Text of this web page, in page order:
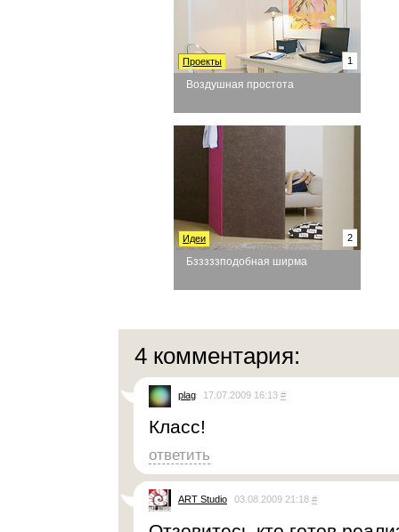
Воздушная простота
1
Проекты
Бзззззподобная ширма
2
Идеи
4 комментария:
plag 17.07.2009 16:13 #
Класс!
ответить
ART Studio 03.08.2009 21:18 #